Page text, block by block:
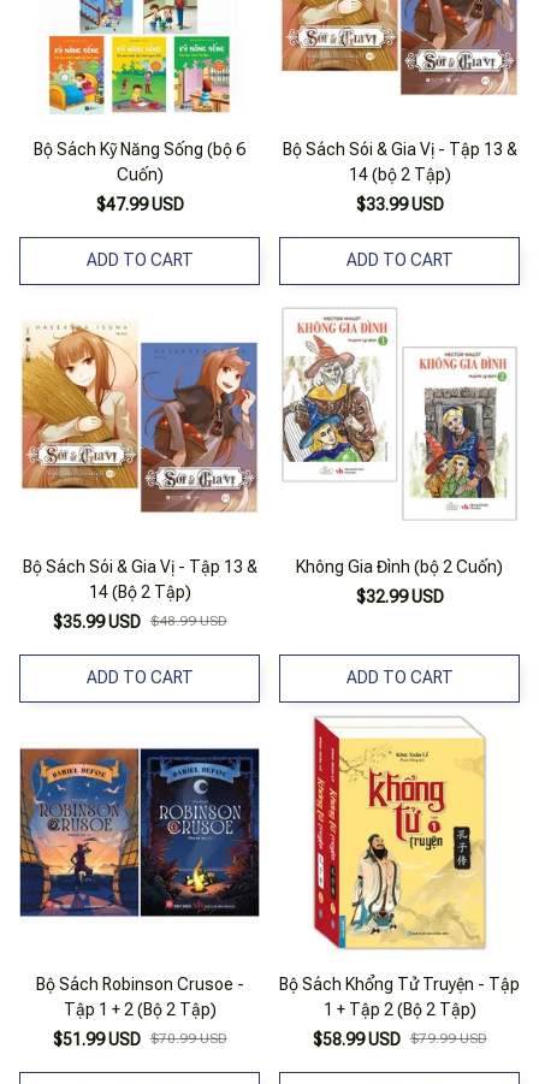
Bộ Sách Kỹ Năng Sống (bộ 6
Cuốn)
$47.99 USD
ADD TO CART
Bộ Sách Sói & Gia Vị - Tập 13 &
14 (bộ 2 Tập)
$33.99 USD
ADD TO CART
Bộ Sách Sói & Gia Vị - Tập 13 &
14 (Bộ 2 Tập)
$35.99 USD $48.99 USD
ADD TO CART
Không Gia Đình (bộ 2 Cuốn)
$32.99 USD
ADD TO CART
Bộ Sách Robinson Crusoe -
Tập 1 + 2 (Bộ 2 Tập)
$51.99 USD $70.99 USD
Bộ Sách Khổng Tử Truyện - Tập
1 + Tập 2 (Bộ 2 Tập)
$58.99 USD $79.99 USD